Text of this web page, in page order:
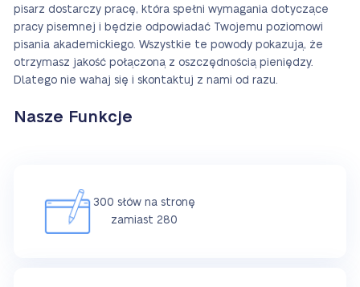
pisarz dostarczy pracę, która spełni wymagania dotyczące
pracy pisemnej i będzie odpowiadać Twojemu poziomowi
pisania akademickiego. Wszystkie te powody pokazują, że
otrzymasz jakość połączoną z oszczędnością pieniędzy.
Dlatego nie wahaj się i skontaktuj z nami od razu.
Nasze Funkcje
300 słów na stronę
zamiast 280